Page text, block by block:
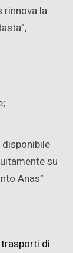
rinnova la
su
Anas”
di